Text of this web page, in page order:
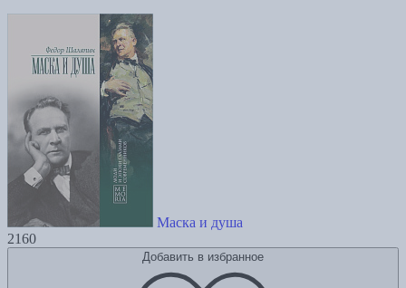
Маска и душа
2160
Добавить в избранное